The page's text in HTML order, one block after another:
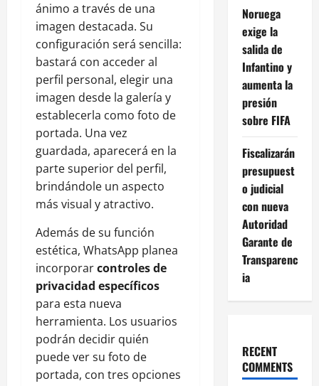
ánimo a través de una
imagen destacada. Su
configuración será sencilla:
bastará con acceder al
perfil personal, elegir una
imagen desde la galería y
establecerla como foto de
portada. Una vez
guardada, aparecerá en la
parte superior del perfil,
brindándole un aspecto
más visual y atractivo.
Además de su función
estética, WhatsApp planea
incorporarcontroles de
privacidad específicos
para esta nueva
herramienta. Los usuarios
podrán decidir quién
puede ver su foto de
portada, con tres opciones
Noruega
exige la
salida de
Infantino y
aumenta la
presión
sobre FIFA
Fiscalizarán
presupuest
o judicial
con nueva
Autoridad
Garante de
Transparenc
ia
RECENT
COMMENTS